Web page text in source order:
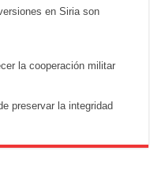
en Siria son
la cooperación militar
preservar la integridad